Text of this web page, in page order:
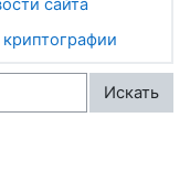
сайта
Искать